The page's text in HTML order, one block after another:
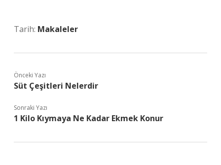
Tarih: Makaleler
Önceki Yazı
Süt Çeşitleri Nelerdir
Sonraki Yazı
1 Kilo Kıymaya Ne Kadar Ekmek Konur